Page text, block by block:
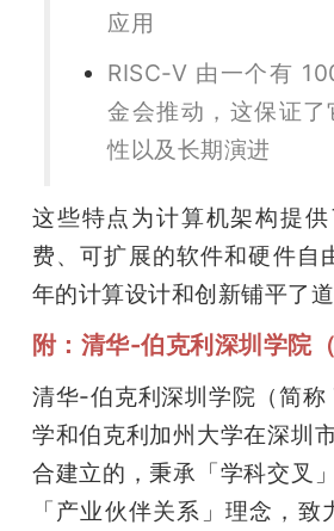
应用
RISC-V 由一个有
金会推动，这保证了
性以及长期演进
这些特点为计算机架构提
费、可扩展的软件和硬件自
年的计算设计和创新铺平了道
附：清华-伯克利深圳学院
清华-伯克利深圳学院（简称
学和伯克利加州大学在深圳
合建立的，秉承「学科交叉
「产业伙伴关系」理念，